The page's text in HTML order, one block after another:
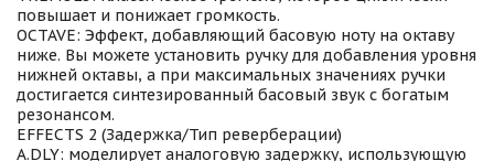
повышает и понижает громкость.
OCTAVE: Эффект, добавляющий басовую ноту на октаву
ниже. Вы можете установить ручку для добавления уровня
нижней октавы, а при максимальных значениях ручки
достигается синтезированный басовый звук с богатым
резонансом.
EFFECTS 2 (Задержка/Тип реверберации)
A.DLY: моделирует аналоговую задержку, использующую